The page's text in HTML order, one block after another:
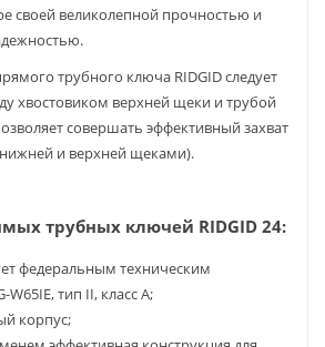
своей великолепной прочностью и
трубного ключа RIDGID следует
хвостовиком верхней щеки и трубой
совершать эффективный захват
и верхней щеками).
трубных ключей RIDGID 24:
федеральным техническим
тип II, класс A;
корпус;